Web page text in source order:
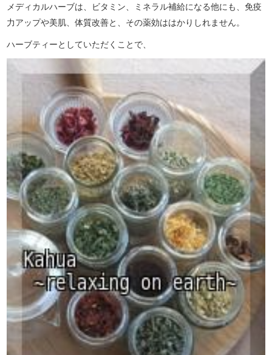
メディカルハーブは、ビタミン、ミネラル補給になる他にも、免疫
力アップや美肌、体質改善と、その薬効ははかりしれません。
ハーブティーとしていただくことで、